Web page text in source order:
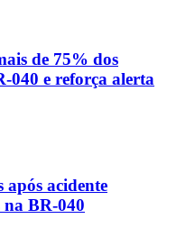
de 75% dos
040 e reforça alerta
após acidente
BR-040